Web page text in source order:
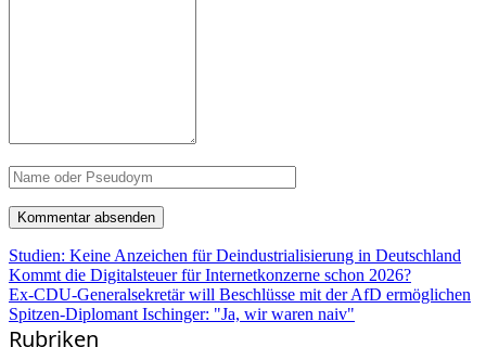
Studien: Keine Anzeichen für Deindustrialisierung in Deutschland
Kommt die Digitalsteuer für Internetkonzerne schon 2026?
Ex-CDU-Generalsekretär will Beschlüsse mit der AfD ermöglichen
Spitzen-Diplomant Ischinger: "Ja, wir waren naiv"
Rubriken